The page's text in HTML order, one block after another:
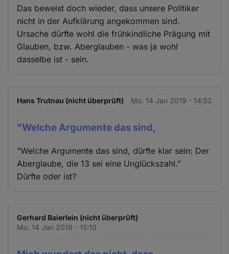
Das beweist doch wieder, dass unsere Politiker
nicht in der Aufklärung angekommen sind.
Ursache dürfte wohl die frühkindliche Prägung mit
Glauben, bzw. Aberglauben - was ja wohl
dasselbe ist - sein.
Hans Trutnau (nicht überprüft) Mo. 14 Jan 2019 - 14:52
"Welche Argumente das sind,
"Welche Argumente das sind, dürfte klar sein: Der
Aberglaube, die 13 sei eine Unglückszahl."
Dürfte oder ist?
Gerhard Baierlein (nicht überprüft)
Mo. 14 Jan 2019 - 15:10